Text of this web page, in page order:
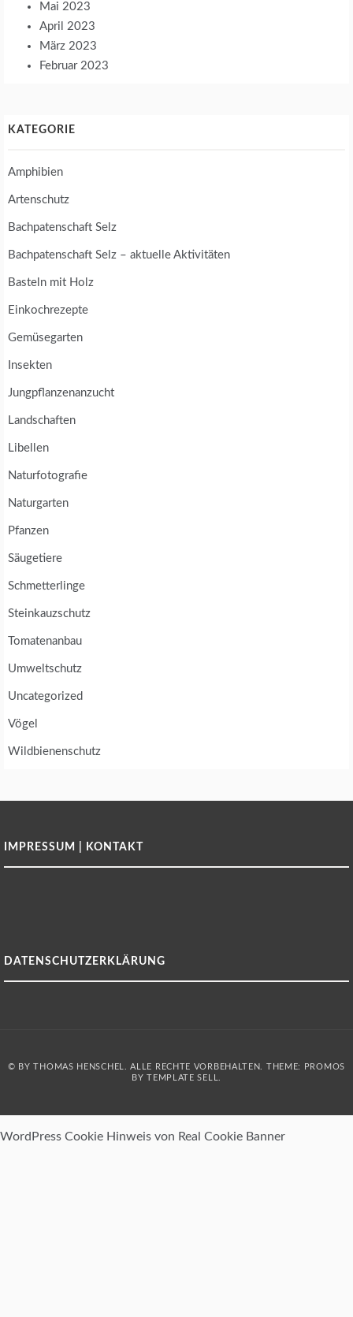
Mai 2023
April 2023
März 2023
Februar 2023
KATEGORIE
Amphibien
Artenschutz
Bachpatenschaft Selz
Bachpatenschaft Selz – aktuelle Aktivitäten
Basteln mit Holz
Einkochrezepte
Gemüsegarten
Insekten
Jungpflanzenanzucht
Landschaften
Libellen
Naturfotografie
Naturgarten
Pfanzen
Säugetiere
Schmetterlinge
Steinkauzschutz
Tomatenanbau
Umweltschutz
Uncategorized
Vögel
Wildbienenschutz
IMPRESSUM | KONTAKT
DATENSCHUTZERKLÄRUNG
© BY THOMAS HENSCHEL. ALLE RECHTE VORBEHALTEN. THEME: PROMOS
BYTEMPLATE SELL
WordPress Cookie Hinweis von Real Cookie Banner